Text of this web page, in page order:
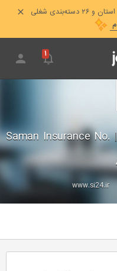
۱
|
Saman Insurance No.
www.si24.ir